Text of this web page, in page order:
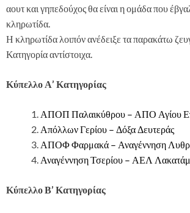
αουτ και γηπεδούχος θα είναι η ομάδα που
κληρωτίδα.
Η κληρωτίδα λοιπόν ανέδειξε τα παρακάτω
Κατηγορία αντίστοιχα.
Κύπελλο Α’ Κατηγορίας
ΑΠΟΠ Παλαικύθρου – ΑΠΟ Αγίου
Απόλλων Γερίου – Δόξα Δευτεράς
ΑΠΟΦ Φαρμακά – Αναγέννηση
Αναγέννηση Τσερίου – ΑΕΛ
Κύπελλο Β’ Κατηγορίας